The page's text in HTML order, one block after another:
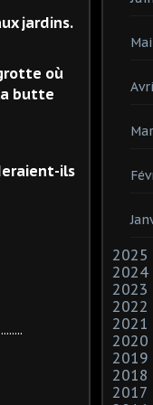
jardins.
où
butte
ils
Mai
2025
2024
2023
2022
2021
2020
2019
2018
2017